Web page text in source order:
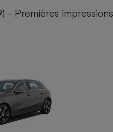
- Premières impressions